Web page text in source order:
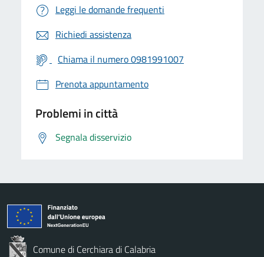
Leggi le domande frequenti
Richiedi assistenza
Chiama il numero 0981991007
Prenota appuntamento
Problemi in città
Segnala disservizio
Comune di Cerchiara di Calabria